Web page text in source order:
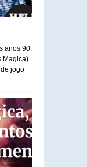
anos 90
Magica)
jogo